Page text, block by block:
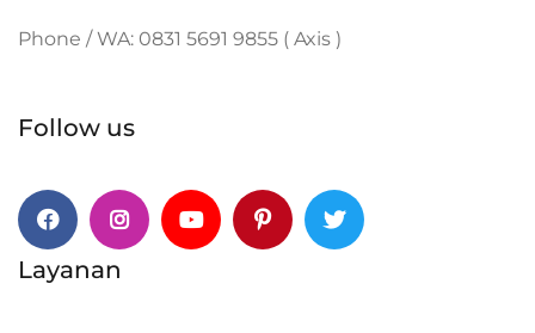
Phone / WA: 0831 5691 9855 ( Axis )
Follow us
FacebookInstagram
Layanan